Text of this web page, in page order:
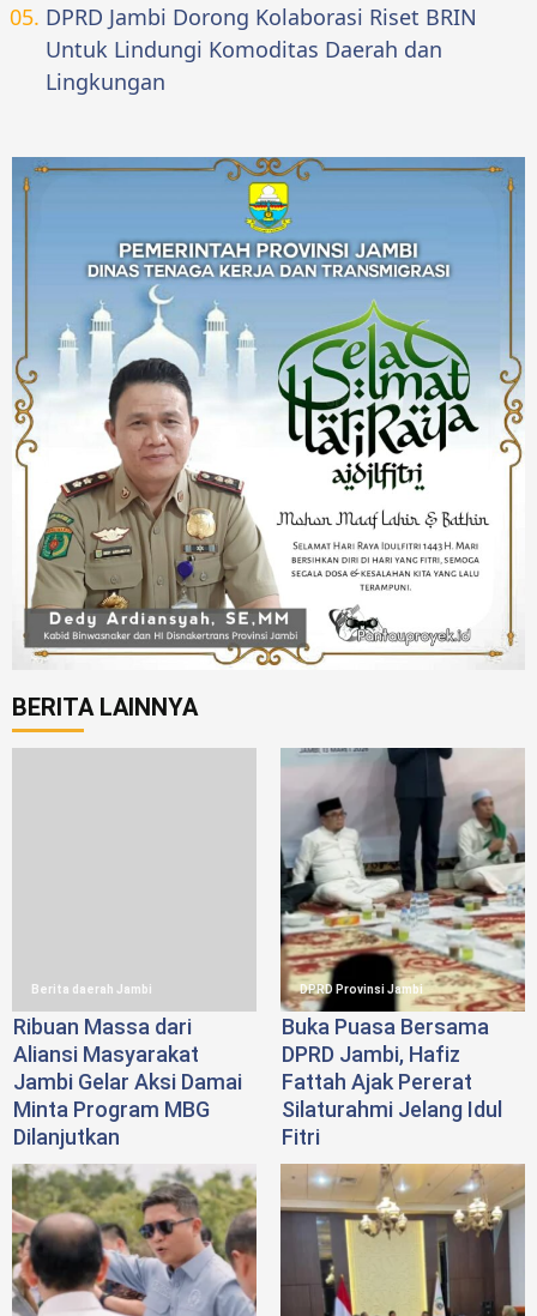
DPRD Jambi Dorong Kolaborasi Riset BRIN
Untuk Lindungi Komoditas Daerah dan
Lingkungan
BERITA LAINNYA
Berita daerah Jambi
Ribuan Massa dari
Aliansi Masyarakat
Jambi Gelar Aksi Damai
Minta Program MBG
Dilanjutkan
DPRD Provinsi Jambi
Buka Puasa Bersama
DPRD Jambi, Hafiz
Fattah Ajak Pererat
Silaturahmi Jelang Idul
Fitri